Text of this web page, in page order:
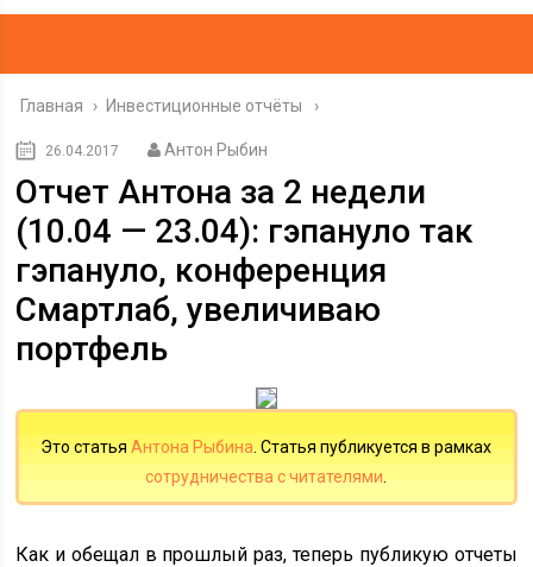
Главная › Инвестиционные отчёты
26.04.2017 Антон Рыбин
Отчет Антона за 2 недели
(10.04 — 23.04): гэпануло так
гэпануло, конференция
Смартлаб, увеличиваю
портфель
Это статьяАнтона Рыбина . Статья публикуется в рамках
сотрудничества с читателями
Как и обещал в прошлый раз, теперь публикую отчеты